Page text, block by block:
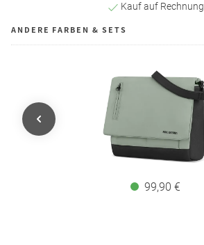
Kauf auf Rechnung
ANDERE FARBEN & SETS
99,90 €